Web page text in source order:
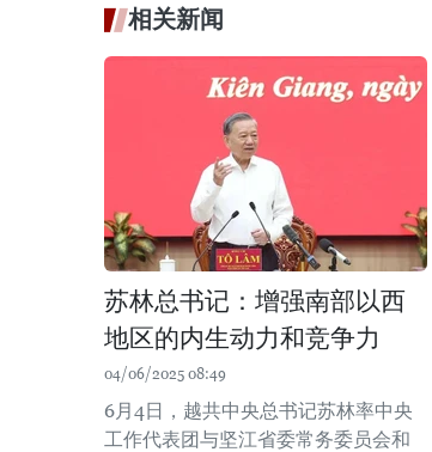
相关新闻
苏林总书记：增强南部以西
地区的内生动力和竞争力
04/06/2025 08:49
6月4日，越共中央总书记苏林率中央
工作代表团与坚江省委常务委员会和